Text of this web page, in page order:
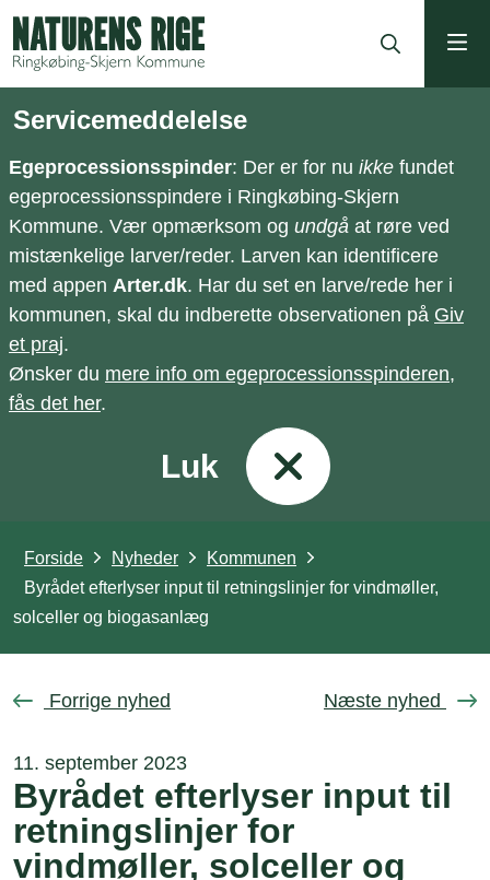
Servicemeddelelse
Egeprocessionsspinder: Der er for nu ikke fundet
egeprocessionsspindere i Ringkøbing-Skjern
Kommune. Vær opmærksom og undgå at røre ved
mistænkelige larver/reder. Larven kan identificere
med appen Arter.dk. Har du set en larve/rede her i
kommunen, skal du indberette observationen på Giv
et praj.
Ønsker du mere info om egeprocessionsspinderen,
fås det her.
Luk
Forside Nyheder
Kommunen
Byrådet efterlyser input til retningslinjer for vindmøller,
solceller og biogasanlæg
Forrige nyhed Næste nyhed
11. september 2023
Byrådet efterlyser input til
retningslinjer for
vindmøller, solceller og